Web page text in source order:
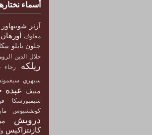
أسماء
آرثر شوبنهاور
معلوف
جلون بابلو
جلال الدين
ريلكه
رجاء
سبهري
منيف
عبده
شيمبورسكا
كونفشيوس
درويش
كازنتزاكيس